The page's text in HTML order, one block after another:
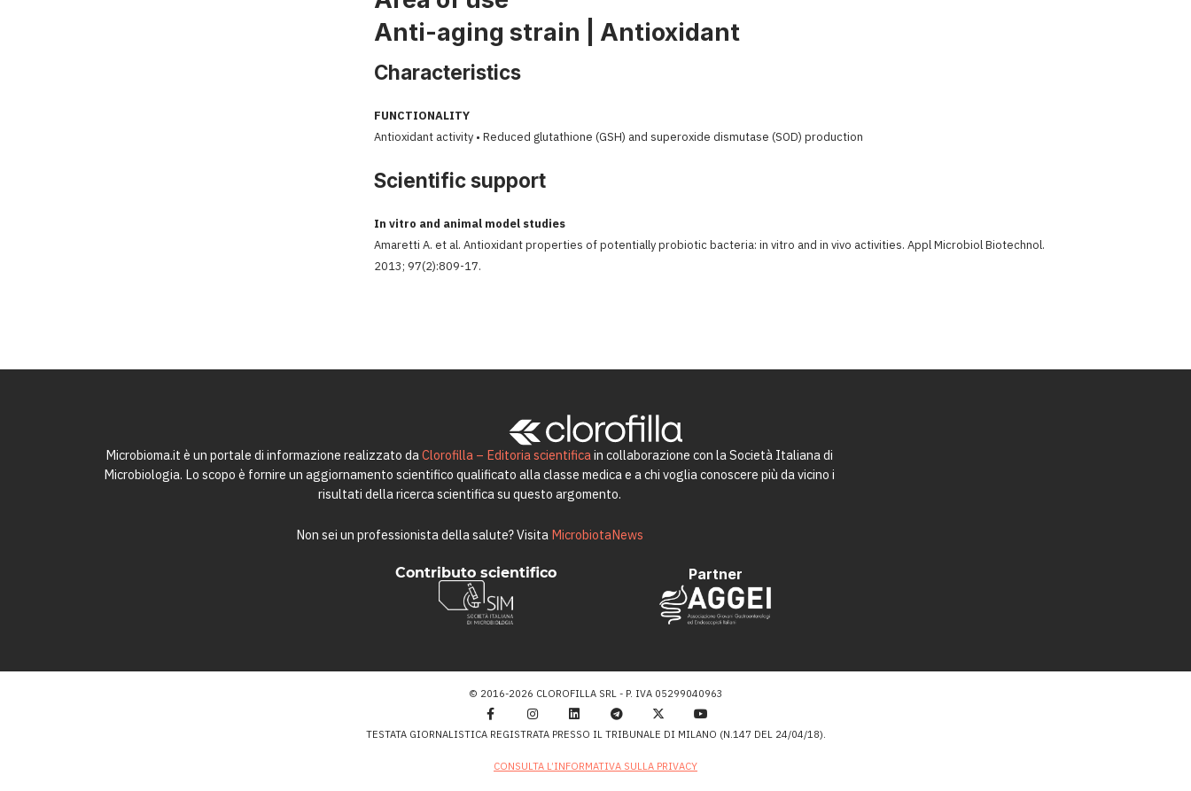
Anti-aging strain | Antioxidant
Characteristics
FUNCTIONALITY
Antioxidant activity • Reduced glutathione (GSH) and superoxide dismutase (SOD) production
Scientific support
In vitro and animal model studies
Amaretti A. et al. Antioxidant properties of potentially probiotic bacteria: in vitro and in vivo activities. Appl Microbiol Biotechnol.
2013; 97(2):809-17.
Microbioma.it è un portale di informazione realizzato daClorofilla – Editoria scientificain collaborazione con la Società Italiana di
Microbiologia. Lo scopo è fornire un aggiornamento scientifico qualificato alla classe medica e a chi voglia conoscere più da vicino i
risultati della ricerca scientifica su questo argomento.
Non sei un professionista della salute? Visita MicrobiotaNews
Contributo scientifico Partner
© 2016-2026 CLOROFILLA SRL - P. IVA 05299040963
TESTATA GIORNALISTICA REGISTRATA PRESSO IL TRIBUNALE DI MILANO (N.147 DEL 24/04/18).
CONSULTA L’INFORMATIVA SULLA PRIVACY